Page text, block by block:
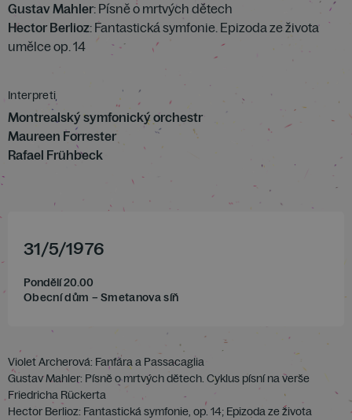
Gustav Mahler: Písně o mrtvých dětech
Hector Berlioz: Fantastická symfonie. Epizoda ze života
umělce op. 14
Interpreti
Montrealský symfonický orchestr
Maureen Forrester
Rafael Frühbeck
31/5/1976
Pondělí 20.00
Obecní dům – Smetanova síň
Violet Archerová: Fanfára a Passacaglia
Gustav Mahler: Písně o mrtvých dětech. Cyklus písní na verše
Friedricha Rückerta
Hector Berlioz: Fantastická symfonie, op. 14; Epizoda ze života